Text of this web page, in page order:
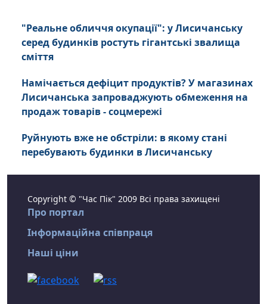
"Реальне обличчя окупації": у Лисичанську
серед будинків ростуть гігантські звалища
сміття
Намічається дефіцит продуктів? У магазинах
Лисичанська запроваджують обмеження на
продаж товарів - соцмережі
Руйнують вже не обстріли: в якому стані
перебувають будинки в Лисичанську
Copyright © "Час Пік" 2009 Всі права захищені
Про портал
Інформаційна співпраця
Наші ціни